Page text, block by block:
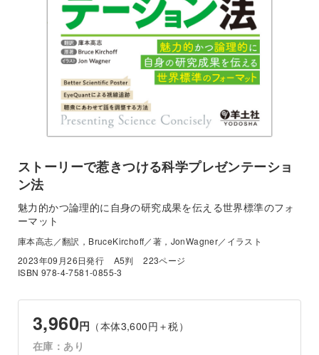
ストーリーで惹きつける科学プレゼンテーショ
ン法
魅力的かつ論理的に自身の研究成果を伝える世界標準のフォ
ーマット
庫本高志／翻訳，BruceKirchoff／著，JonWagner／イラスト
2023年09月26日発行
A5判
223ページ
ISBN 978-4-7581-0855-3
3,960円 （本体3,600円＋税）
在庫：あり